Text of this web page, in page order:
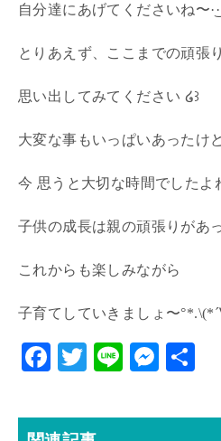
自分達にあげてくださいね〜
とりあえず、ここまでの頑張
思い出してみてください ໒꒱
大変な事もいっぱいあったけ
今 思うと大切な時間でしたよ
子供の成長は親の頑張りがあ
これからも楽しみながら
子育てしていきましょ〜
F
eb
T
itt
Li
M
se